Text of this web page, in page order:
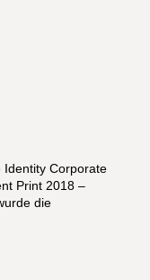
Identity Corporate
Print 2018 –
die